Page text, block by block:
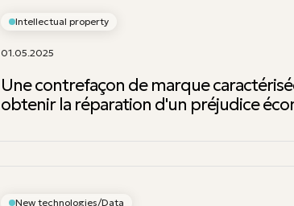
Intellectual property
01.05.2025
Une contrefaçon de marque
obtenir la réparation d'un préjudice
New technologies/Data